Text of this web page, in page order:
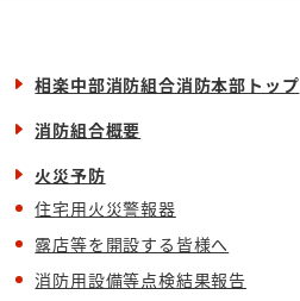
相楽中部消防組合消防本部トップ
消防組合概要
火災予防
住宅用火災警報器
露店等を開設する皆様へ
消防用設備等点検結果報告